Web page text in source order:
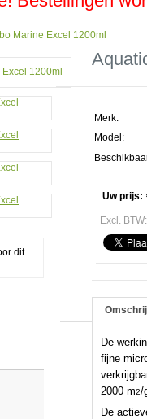
Marine Excel 1200ml
dit
Merk:
Model:
Uw prijs:
Excl.
De
fijne
2000 m2/
De